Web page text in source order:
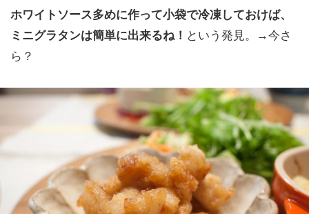
ホワイトソース多めに作って小袋で冷凍しておけば、
ミニグラタンは簡単に出来るね！ という発見。→今さ
ら？